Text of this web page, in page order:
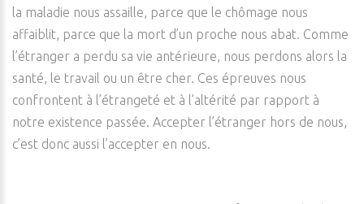
la maladie nous assaille, parce que le chômage nous
affaiblit, parce que la mort d’un proche nous abat. Comme
l’étranger a perdu sa vie antérieure, nous perdons alors la
santé, le travail ou un être cher. Ces épreuves nous
confrontent à l’étrangeté et à l’altérité par rapport à
notre existence passée. Accepter l’étranger hors de nous,
c’est donc aussi l’accepter en nous.